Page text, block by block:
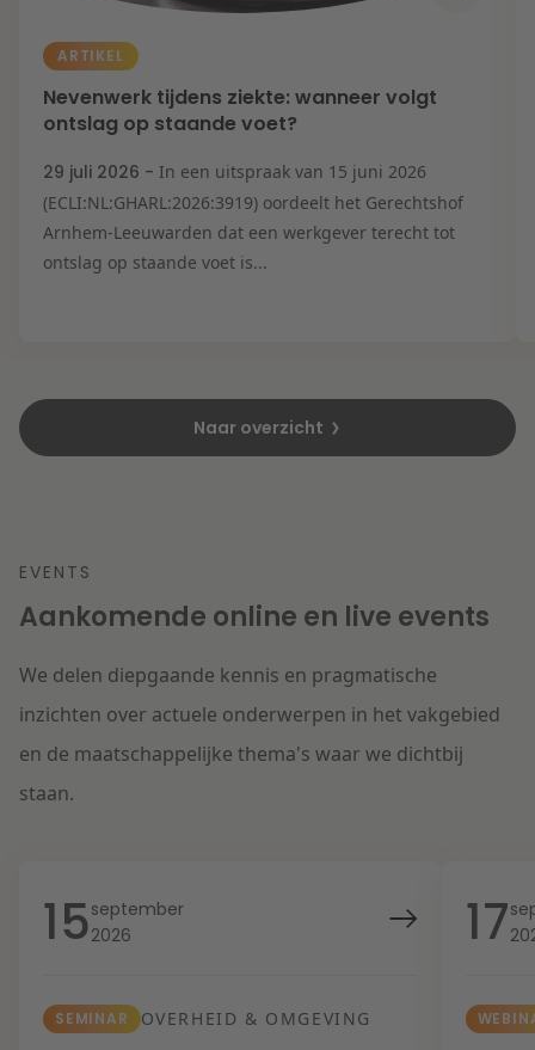
ARTIKEL
Nevenwerk tijdens ziekte: wanneer volgt
ontslag op staande voet?
29 juli 2026 - In een uitspraak van 15 juni 2026
(ECLI:NL:GHARL:2026:3919) oordeelt het Gerechtshof
Arnhem-Leeuwarden dat een werkgever terecht tot
ontslag op staande voet is...
Naar overzicht
EVENTS
Aankomende online en live events
We delen diepgaande kennis en pragmatische
inzichten over actuele onderwerpen in het vakgebied
en de maatschappelijke thema's waar we dichtbij
staan.
15september
2026
SEMINAR OVERHEID & OMGEVING
17